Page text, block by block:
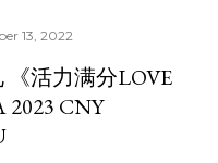
13, 2022
《活力满分LOVE
CNY